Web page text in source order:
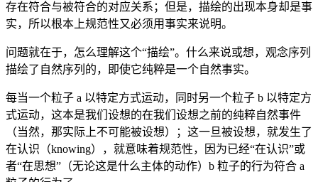
存在符合与被符合的对应关系；但是，描绘的出现本身却是事
实，所以根本上规范性又必须用事实来说明。
问题就在于，怎么理解这个“描绘”。什么来说或想，观念序列
描绘了自然序列的，即使它纯粹是一个自然事实。
每当一个粒子 a 以特定方式运动，同时另一个粒子 b 以特定方
式运动，这本是我们设想的在我们设想之前的纯粹自然事件
（当然，那实际上不可能被设想）；这一旦被设想，就发生了
在认识（knowing），就意味着规范性，因为已经“在认识”或
者“在思想”（无论这是什么主体的动作）b 粒子的行为符合 a